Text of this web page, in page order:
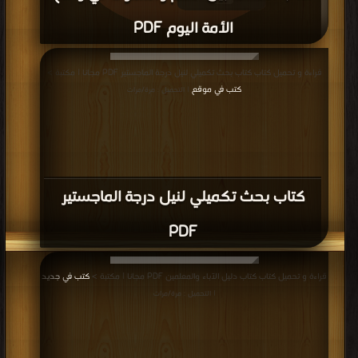
الأمة اليوم PDF
مجانا | مكتبة >كتب في موقع| التحميل : مرة/مرات
كتاب بحث تكميلي لنيل درجة الماجستير
PDF
قراءة و تحميل كتاب كتاب بحث تكميلي لنيل درجة الماجستير PDF مجانا | مكتبة >
كتب في موقع
| التحميل : مرة/مرات
قراءة و تحميل كتاب كتاب دليل الآباء والمعلمين PDF مجانا | مكتبة > كتب في جديد
| التحميل : مرة/مرات